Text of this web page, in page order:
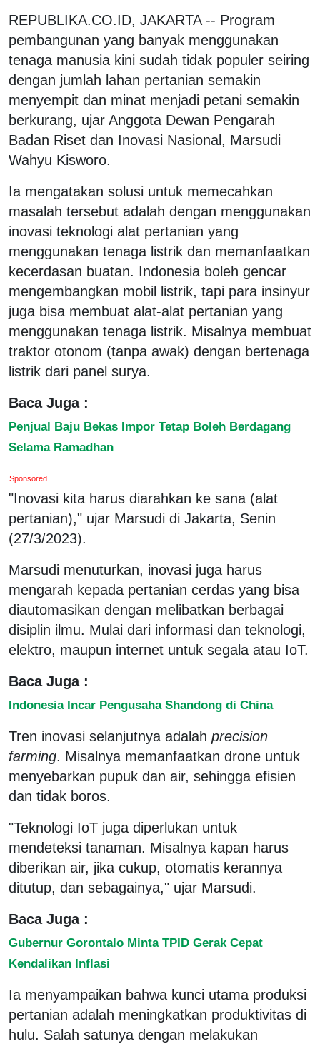
REPUBLIKA.CO.ID, JAKARTA -- Program
pembangunan yang banyak menggunakan
tenaga manusia kini sudah tidak populer seiring
dengan jumlah lahan pertanian semakin
menyempit dan minat menjadi petani semakin
berkurang, ujar Anggota Dewan Pengarah
Badan Riset dan Inovasi Nasional, Marsudi
Wahyu Kisworo.
Ia mengatakan solusi untuk memecahkan
masalah tersebut adalah dengan menggunakan
inovasi teknologi alat pertanian yang
menggunakan tenaga listrik dan memanfaatkan
kecerdasan buatan. Indonesia boleh gencar
mengembangkan mobil listrik, tapi para insinyur
juga bisa membuat alat-alat pertanian yang
menggunakan tenaga listrik. Misalnya membuat
traktor otonom (tanpa awak) dengan bertenaga
listrik dari panel surya.
Baca Juga :
Penjual Baju Bekas Impor Tetap Boleh Berdagang
Selama Ramadhan
Sponsored
"Inovasi kita harus diarahkan ke sana (alat
pertanian)," ujar Marsudi di Jakarta, Senin
(27/3/2023).
Marsudi menuturkan, inovasi juga harus
mengarah kepada pertanian cerdas yang bisa
diautomasikan dengan melibatkan berbagai
disiplin ilmu. Mulai dari informasi dan teknologi,
elektro, maupun internet untuk segala atau IoT.
Baca Juga :
Indonesia Incar Pengusaha Shandong di China
Tren inovasi selanjutnya adalah precision
farming. Misalnya memanfaatkan drone untuk
menyebarkan pupuk dan air, sehingga efisien
dan tidak boros.
"Teknologi IoT juga diperlukan untuk
mendeteksi tanaman. Misalnya kapan harus
diberikan air, jika cukup, otomatis kerannya
ditutup, dan sebagainya," ujar Marsudi.
Baca Juga :
Gubernur Gorontalo Minta TPID Gerak Cepat
Kendalikan Inflasi
Ia menyampaikan bahwa kunci utama produksi
pertanian adalah meningkatkan produktivitas di
hulu. Salah satunya dengan melakukan